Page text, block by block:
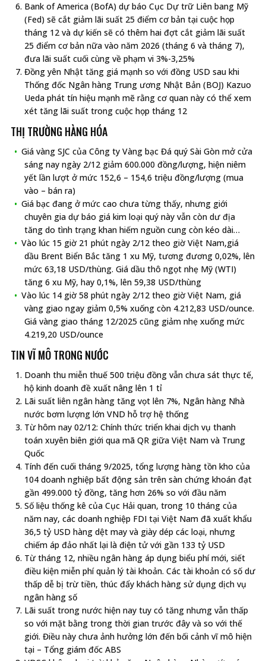
Bank of America (BofA) dự báo Cục Dự trữ Liên bang Mỹ
(Fed) sẽ cắt giảm lãi suất 25 điểm cơ bản tại cuộc họp
tháng 12 và dự kiến ​​sẽ có thêm hai đợt cắt giảm lãi suất
25 điểm cơ bản nữa vào năm 2026 (tháng 6 và tháng 7),
đưa lãi suất cuối cùng về phạm vi 3%-3,25%
Đồng yên Nhật tăng giá mạnh so với đồng USD sau khi
Thống đốc Ngân hàng Trung ương Nhật Bản (BOJ) Kazuo
Ueda phát tín hiệu mạnh mẽ rằng cơ quan này có thể xem
xét tăng lãi suất trong cuộc họp tháng 12
THỊ TRƯỜNG HÀNG HÓA
Giá vàng SJC của Công ty Vàng bạc Đá quý Sài Gòn mở cửa
sáng nay ngày 2/12 giảm 600.000 đồng/lượng, hiện niêm
yết lần lượt ở mức 152,6 – 154,6 triệu đồng/lượng (mua
vào – bán ra)
Giá bạc đang ở mức cao chưa từng thấy, nhưng giới
chuyên gia dự báo giá kim loại quý này vẫn còn dư địa
tăng do tình trạng khan hiếm nguồn cung còn kéo dài…
Vào lúc 15 giờ 21 phút ngày 2/12 theo giờ Việt Nam,giá
dầu Brent Biển Bắc tăng 1 xu Mỹ, tương đương 0,02%, lên
mức 63,18 USD/thùng. Giá dầu thô ngọt nhẹ Mỹ (WTI)
tăng 6 xu Mỹ, hay 0,1%, lên 59,38 USD/thùng
Vào lúc 14 giờ 58 phút ngày 2/12 theo giờ Việt Nam, giá
vàng giao ngay giảm 0,5% xuống còn 4.212,83 USD/ounce.
Giá vàng giao tháng 12/2025 cũng giảm nhẹ xuống mức
4.219,20 USD/ounce
TIN VĨ MÔ TRONG NƯỚC
Doanh thu miễn thuế 500 triệu đồng vẫn chưa sát thực tế,
hộ kinh doanh đề xuất nâng lên 1 tỉ
Lãi suất liên ngân hàng tăng vọt lên 7%, Ngân hàng Nhà
nước bơm lượng lớn VND hỗ trợ hệ thống
Từ hôm nay 02/12: Chính thức triển khai dịch vụ thanh
toán xuyên biên giới qua mã QR giữa Việt Nam và Trung
Quốc
Tính đến cuối tháng 9/2025, tổng lượng hàng tồn kho của
104 doanh nghiệp bất động sản trên sàn chứng khoán đạt
gần 499.000 tỷ đồng, tăng hơn 26% so với đầu năm
Số liệu thống kê của Cục Hải quan, trong 10 tháng của
năm nay, các doanh nghiệp FDI tại Việt Nam đã xuất khẩu
36,5 tỷ USD hàng dệt may và giày dép các loại, nhưng
chiếm áp đảo nhất lại là điện tử với gần 133 tỷ USD
Từ tháng 12, nhiều ngân hàng áp dụng biểu phí mới, siết
điều kiện miễn phí quản lý tài khoản. Các tài khoản có số dư
thấp dễ bị trừ tiền, thúc đẩy khách hàng sử dụng dịch vụ
ngân hàng số
Lãi suất trong nước hiện nay tuy có tăng nhưng vẫn thấp
so với mặt bằng trong thời gian trước đây và so với thế
giới. Điều này chưa ảnh hưởng lớn đến bối cảnh vĩ mô hiện
tại – Tổng giám đốc ABS